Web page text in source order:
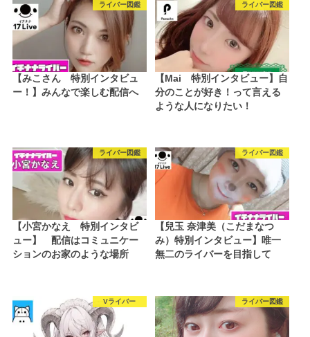
ライバー図鑑
【みこさん 特別インタビュ
ー！】みんなで楽しむ配信へ
ライバー図鑑
【Mai 特別インタビュー】自
分のことが好き！って言える
ような人になりたい！
ライバー図鑑
【小宮かなえ 特別インタビ
ュー】 配信はコミュニケー
ションのお家のような場所
ライバー図鑑
【兒玉 奈津美（こだまなつ
み）特別インタビュー】唯一
無二のライバーを目指して
Vライバー ライバー図鑑